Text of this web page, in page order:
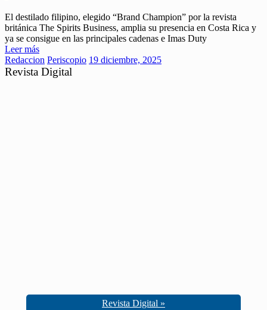
El destilado filipino, elegido “Brand Champion” por la revista
británica The Spirits Business, amplia su presencia en Costa Rica y
ya se consigue en las principales cadenas e Imas Duty
Leer más
Redaccion Periscopio 19 diciembre, 2025
Revista Digital
Revista Digital »